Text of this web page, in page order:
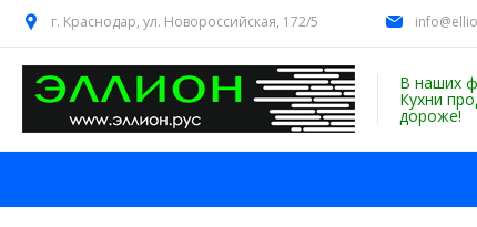
г. Краснодар, ул. Новороссийская, 172/5
В наших
Кухни
дороже!